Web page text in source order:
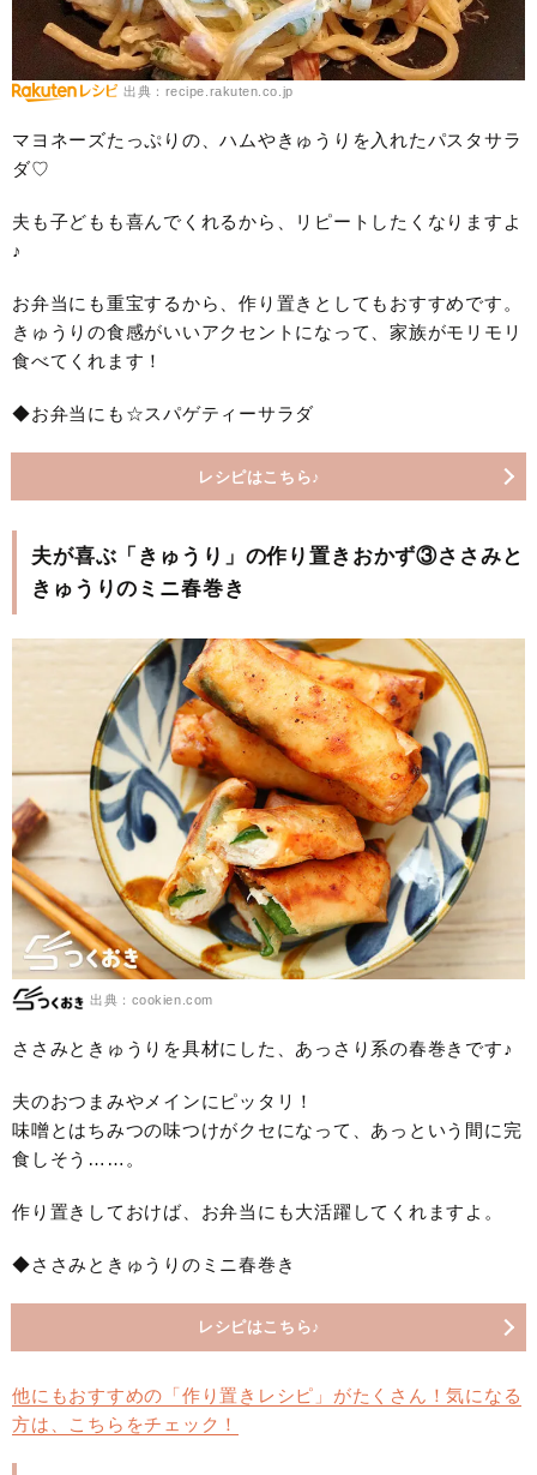
出典：recipe.rakuten.co.jp
マヨネーズたっぷりの、ハムやきゅうりを入れたパスタサラ
ダ♡
夫も子どもも喜んでくれるから、リピートしたくなりますよ
♪
お弁当にも重宝するから、作り置きとしてもおすすめです。
きゅうりの食感がいいアクセントになって、家族がモリモリ
食べてくれます！
◆お弁当にも☆スパゲティーサラダ
レシピはこちら♪
夫が喜ぶ「きゅうり」の作り置きおかず③ささみと
きゅうりのミニ春巻き
出典：cookien.com
ささみときゅうりを具材にした、あっさり系の春巻きです♪
夫のおつまみやメインにピッタリ！
味噌とはちみつの味つけがクセになって、あっという間に完
食しそう……。
作り置きしておけば、お弁当にも大活躍してくれますよ。
◆ささみときゅうりのミニ春巻き
レシピはこちら♪
他にもおすすめの「作り置きレシピ」がたくさん！気になる
方は、こちらをチェック！